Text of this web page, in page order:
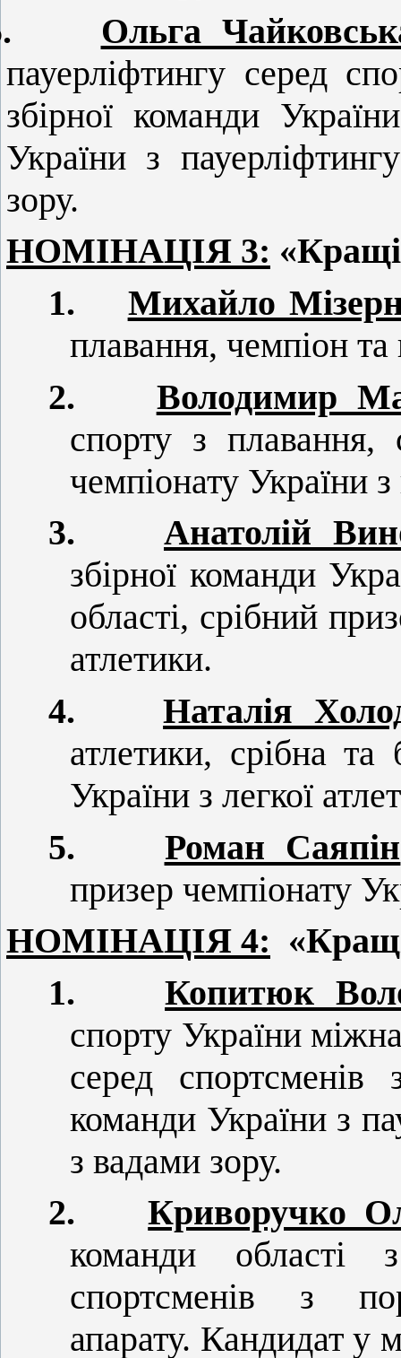
Ольга
пауерліфтингу серед
збірної команди
України з
зору.
НОМІНАЦІЯ 3:
1.
Михайло
плавання, чемпіон
2.
Володимир
спорту з плавання,
чемпіонату України
3.
Анатолій
збірної команди
області, срібний
атлетики.
4.
Наталія
атлетики, срібна та
України з легкої
5.
Роман Саяпін
призер чемпіонату
НОМІНАЦІЯ 4:
1.
Копитюк
спорту України
серед
команди України з
з вадами зору.
2.
Криворучко
команди області
спортсменів з
апарату. Кандидат у